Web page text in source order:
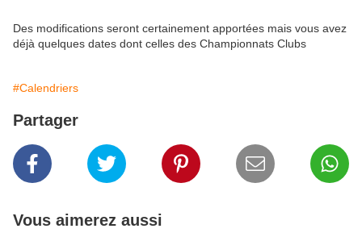
Des modifications seront certainement apportées mais vous avez
déjà quelques dates dont celles des Championnats Clubs
#Calendriers
Partager
Vous aimerez aussi